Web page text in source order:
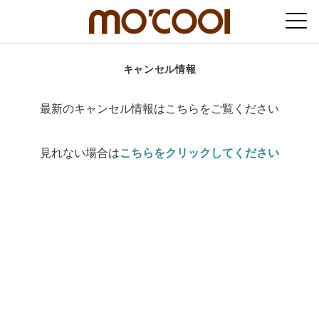
キャンセル情報
最新のキャンセル情報はこちらをご覧ください
見れない場合はこちらをクリックしてください